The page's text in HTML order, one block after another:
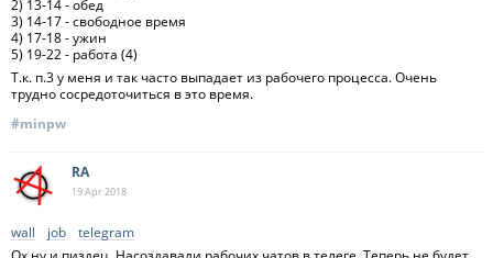
2) 13-14 - обед
3) 14-17 - свободное время
4) 17-18 - ужин
5) 19-22 - работа (4)
Т.к. п.3 у меня и так часто выпадает из рабочего процесса. Очень
трудно сосредоточиться в это время.
#minpw
RA
19 Apr2018
wall job
telegram